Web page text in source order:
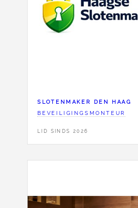
SLOTENMAKER DEN HAAG
BEVEILIGINGSMONTEUR
LID SINDS 2026